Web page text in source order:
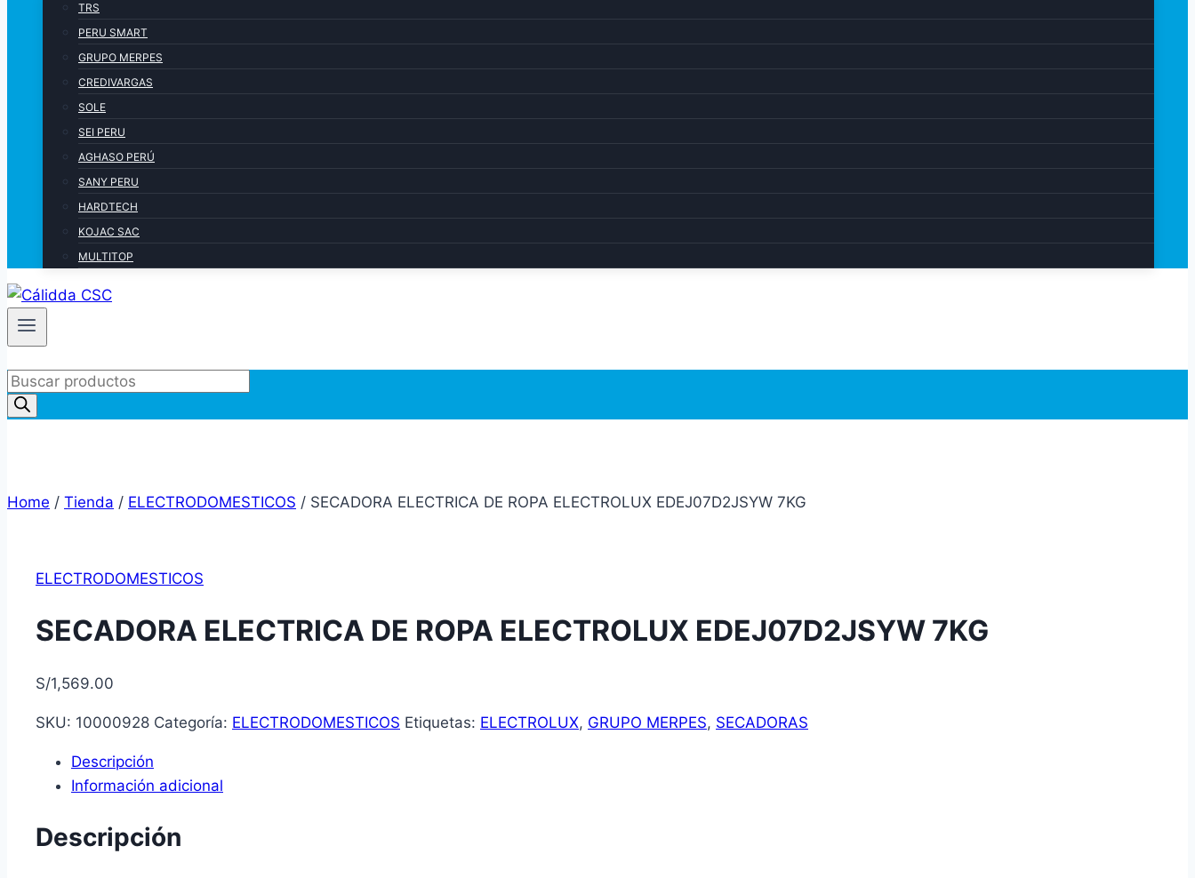
TRS
PERU SMART
GRUPO MERPES
CREDIVARGAS
SOLE
SEI PERU
AGHASO PERÚ
SANY PERU
HARDTECH
KOJAC SAC
MULTITOP
Products
search
Home / Tienda / ELECTRODOMESTICOS / SECADORA ELECTRICA DE ROPA ELECTROLUX EDEJ07D2JSYW 7KG
ELECTRODOMESTICOS
SECADORA ELECTRICA DE ROPA ELECTROLUX EDEJ07D2JSYW 7KG
S/1,569.00
SKU: 10000928 Categoría: ELECTRODOMESTICOS Etiquetas: ELECTROLUX, GRUPO MERPES, SECADORAS
Descripción
Información adicional
Descripción